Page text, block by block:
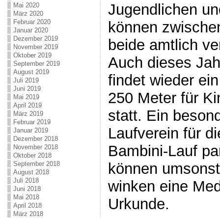
Mai 2020
März 2020
Februar 2020
Januar 2020
Dezember 2019
November 2019
Oktober 2019
September 2019
August 2019
Juli 2019
Juni 2019
Mai 2019
April 2019
März 2019
Februar 2019
Januar 2019
Dezember 2018
November 2018
Oktober 2018
September 2018
August 2018
Juli 2018
Juni 2018
Mai 2018
April 2018
März 2018
Jugendlichen
können
beide amtlich
Auch dieses
findet wieder
250 Meter für
statt. Ein
Laufverein für
Bambini-Lauf
können
winken eine
Urkunde.